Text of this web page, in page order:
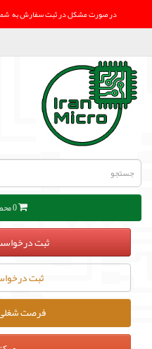
در صورت مشکل درثبت سفارش به شماره 09039407345 در ایتا و بله
0 محصول - 0ریال
ثبت
ثبت
فرصت شغلی